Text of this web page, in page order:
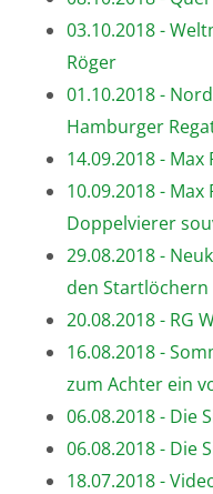
03.10.2018 -
Röger
01.10.2018 -
Hamburger
14.09.2018 -
10.09.2018 -
Doppelvierer
29.08.2018 -
den Startlöchern
20.08.2018 - RG
16.08.2018 -
zum Achter ein
06.08.2018 - Die
06.08.2018 - Die
18.07.2018 -